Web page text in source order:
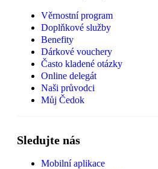
Věrnostní program
Doplňkové služby
Benefity
Dárkové vouchery
Často kladené otázky
Online delegát
Naši průvodci
Můj Čedok
Sledujte nás
Mobilní aplikace